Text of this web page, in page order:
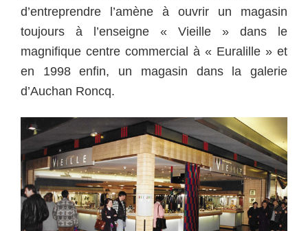
d’entreprendre l’amène à ouvrir un magasin
toujours à l’enseigne « Vieille » dans le
magnifique centre commercial à « Euralille » et
en 1998 enfin, un magasin dans la galerie
d’Auchan Roncq.